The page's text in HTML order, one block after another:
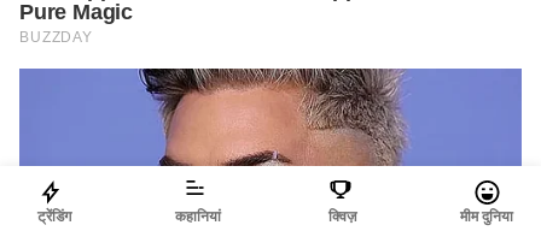
ट्रेंडिंग कहानियां क्विज़ मीम दुनिया